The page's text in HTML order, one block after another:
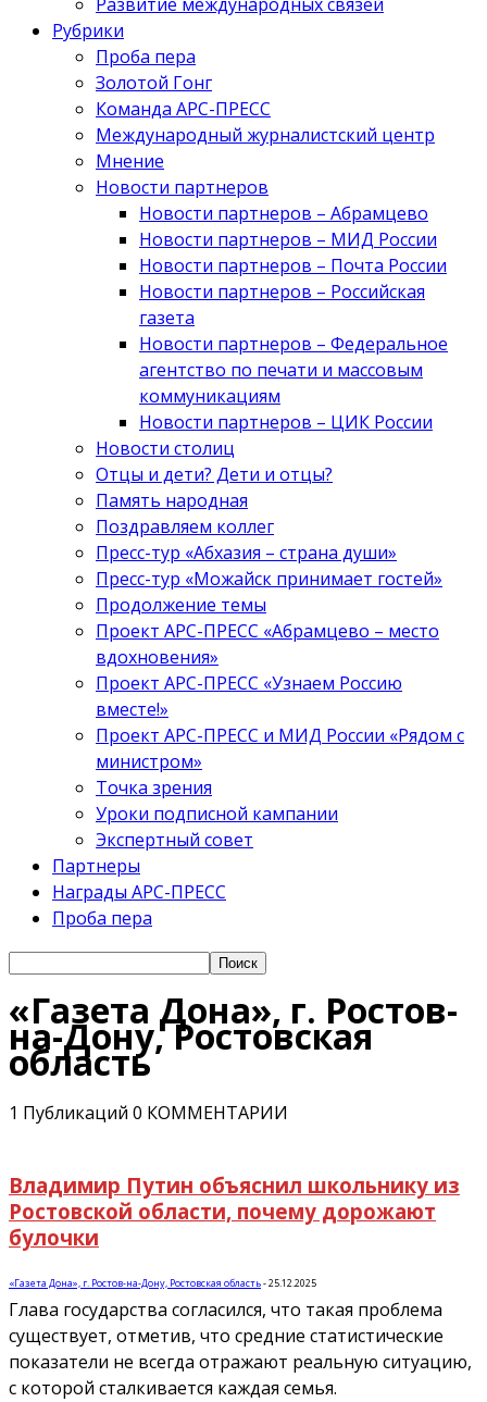
Рубрики
Проба пера
Золотой Гонг
Команда АРС-ПРЕСС
Международный журналистский центр
Мнение
Новости партнеров
Новости партнеров – Абрамцево
Новости партнеров – МИД России
Новости партнеров – Почта России
Новости партнеров – Российская
газета
Новости партнеров – Федеральное
агентство по печати и массовым
коммуникациям
Новости партнеров – ЦИК России
Новости столиц
Отцы и дети? Дети и отцы?
Память народная
Поздравляем коллег
Пресс-тур «Абхазия – страна души»
Пресс-тур «Можайск принимает гостей»
Продолжение темы
Проект АРС-ПРЕСС «Абрамцево – место
вдохновения»
Проект АРС-ПРЕСС «Узнаем Россию
вместе!»
Проект АРС-ПРЕСС и МИД России «Рядом с
министром»
Точка зрения
Уроки подписной кампании
Экспертный совет
Партнеры
Награды АРС-ПРЕСС
Проба пера
«Газета Дона», г. Ростов-
на-Дону, Ростовская
область
1 Публикаций 0 КОММЕНТАРИИ
Владимир Путин объяснил школьнику из
Ростовской области, почему дорожают
булочки
«Газета Дона», г. Ростов-на-Дону, Ростовская область-25.12.2025
Глава государства согласился, что такая проблема
существует, отметив, что средние статистические
показатели не всегда отражают реальную ситуацию,
с которой сталкивается каждая семья.